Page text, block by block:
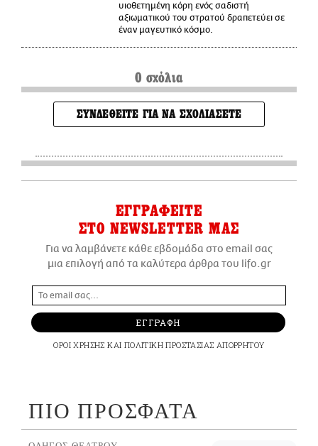
υιοθετημένη κόρη ενός σαδιστή
αξιωματικού του στρατού δραπετεύει σε
έναν μαγευτικό κόσμο.
0 σχόλια
ΣΥΝΔΕΘΕΙΤΕ ΓΙΑ ΝΑ ΣΧΟΛΙΑΣΕΤΕ
ΕΓΓΡΑΦΕΙΤΕ
ΣΤΟ NEWSLETTER ΜΑΣ
Για να λαμβάνετε κάθε εβδομάδα στο email σας
μια επιλογή από τα καλύτερα άρθρα του lifo.gr
ΕΓΓΡΑΦΗ
ΟΡΟΙ ΧΡΗΣΗΣ ΚΑΙ ΠΟΛΙΤΙΚΗ ΠΡΟΣΤΑΣΙΑΣ ΑΠΟΡΡΗΤΟΥ
ΠΙΟ ΠΡΟΣΦΑΤΑ